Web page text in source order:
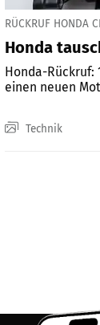
RÜCKRUF HONDA
Honda
Honda-Rückruf:
einen neuen
Technik